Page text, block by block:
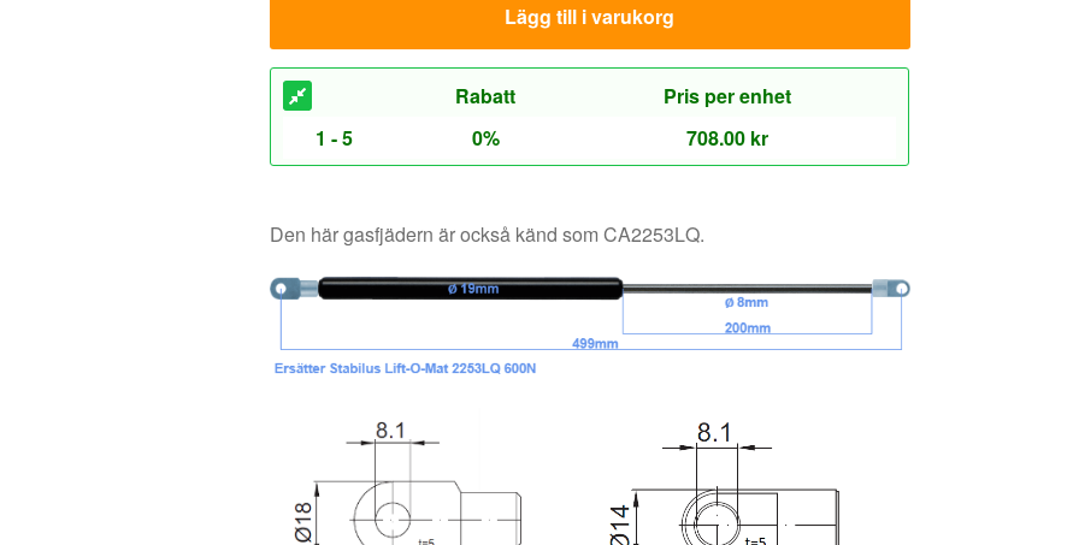
Lägg till i varukorg
Rabatt
Pris per enhet
1 - 5
0% 708.00 kr
Den här gasfjädern är också känd som CA2253LQ.